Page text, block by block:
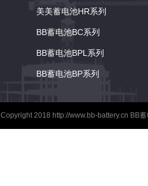
美美蓄电池HR系列
BB蓄电池BC系列
BB蓄电池BPL系列
BB蓄电池BP系列
Copyright 2018 http://www.bb-battery.cn BB